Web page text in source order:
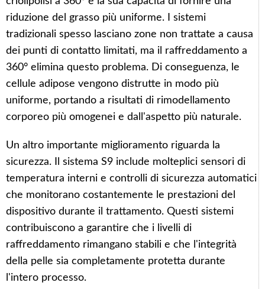
riduzione del grasso più uniforme. I sistemi
tradizionali spesso lasciano zone non trattate a causa
dei punti di contatto limitati, ma il raffreddamento a
360° elimina questo problema. Di conseguenza, le
cellule adipose vengono distrutte in modo più
uniforme, portando a risultati di rimodellamento
corporeo più omogenei e dall'aspetto più naturale.
Un altro importante miglioramento riguarda la
sicurezza. Il sistema S9 include molteplici sensori di
temperatura interni e controlli di sicurezza automatici
che monitorano costantemente le prestazioni del
dispositivo durante il trattamento. Questi sistemi
contribuiscono a garantire che i livelli di
raffreddamento rimangano stabili e che l'integrità
della pelle sia completamente protetta durante
l'intero processo.